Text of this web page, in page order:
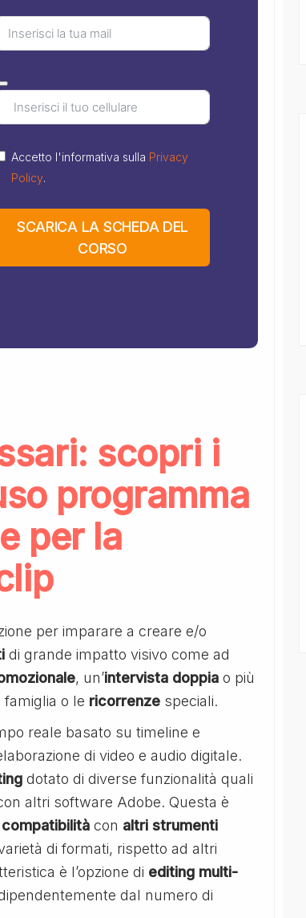
Accetto l'informativa sulla Privacy
Policy.
SCARICA LA SCHEDA DEL
CORSO
scopri i
programma
per la
per imparare a creare e/o
di grande impatto visivo come ad
, un’intervista doppia o più
famiglia o le ricorrenze speciali.
reale basato su timeline e
di video e audio digitale.
dotato di diverse funzionalità quali
altri software Adobe. Questa è
compatibilità con altri strumenti
di formati, rispetto ad altri
è l’opzione di editing multi-
dal numero di